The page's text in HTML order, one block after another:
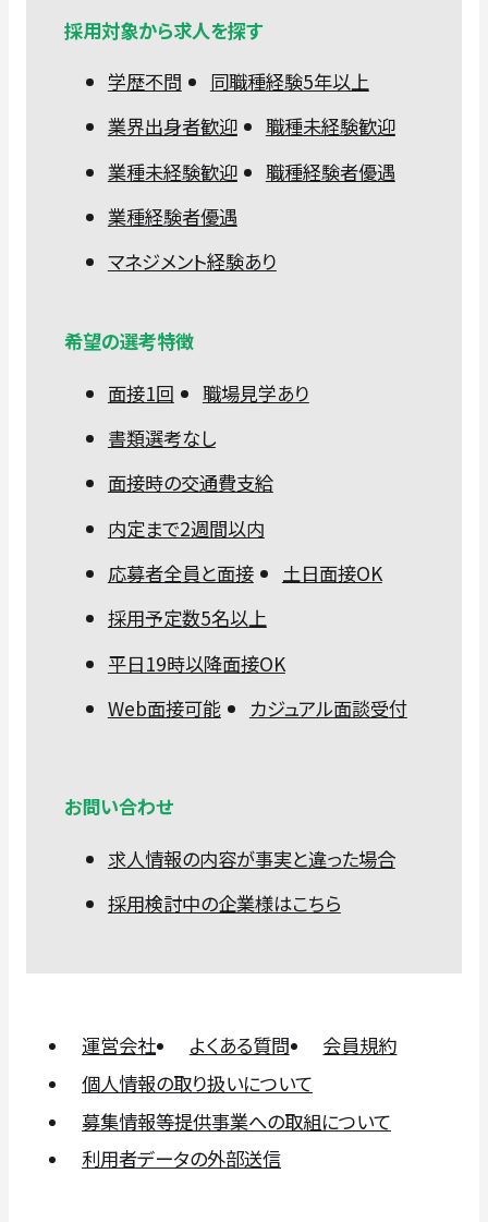
採用対象から求人を探す
学歴不問
同職種経験5年以上
業界出身者歓迎
職種未経験歓迎
業種未経験歓迎
職種経験者優遇
業種経験者優遇
マネジメント経験あり
希望の選考特徴
面接1回
職場見学あり
書類選考なし
面接時の交通費支給
内定まで2週間以内
応募者全員と面接
土日面接OK
採用予定数5名以上
平日19時以降面接OK
Web面接可能
カジュアル面談受付
お問い合わせ
求人情報の内容が事実と違った場合
採用検討中の企業様はこちら
運営会社 よくある質問
会員規約
個人情報の取り扱いについて
募集情報等提供事業への取組について
利用者データの外部送信